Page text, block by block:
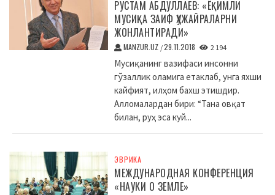
РУСТАМ АБДУЛЛАЕВ: «ЁҚИМЛИ
МУСИҚА ЗАИФ ҲУЖАЙРАЛАРНИ
ЖОНЛАНТИРАДИ»
MANZUR.UZ /29.11.2018 2 194
Мусиқанинг вазифаси инсонни
гўзаллик оламига етаклаб, унга яхши
кайфият, илҳом бахш этишдир.
Алломалардан бири: “Тана овқат
билан, руҳ эса куй...
ЭВРИКА
МЕЖДУНАРОДНАЯ КОНФЕРЕНЦИЯ
«НАУКИ О ЗЕМЛЕ»